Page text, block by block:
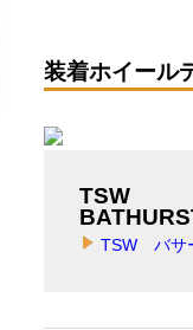
装着ホイール
TSW
TSW バサ